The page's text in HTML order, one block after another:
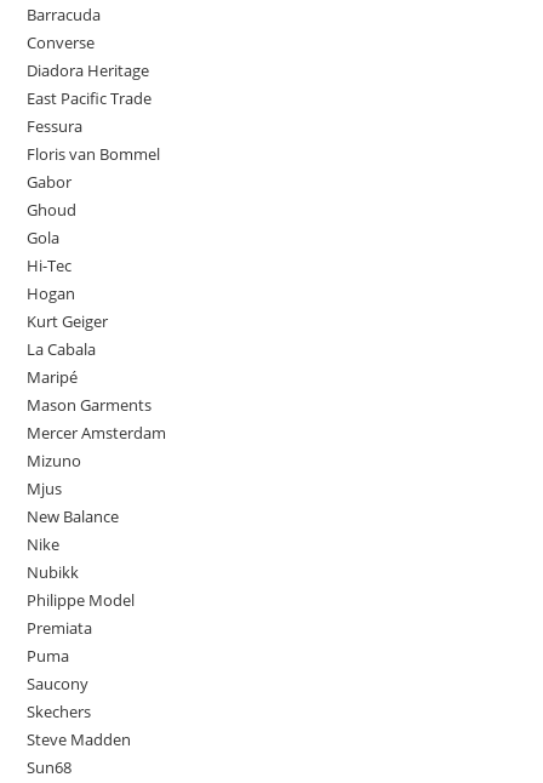
Barracuda
Converse
Diadora Heritage
East Pacific Trade
Fessura
Floris van Bommel
Gabor
Ghoud
Gola
Hi-Tec
Hogan
Kurt Geiger
La Cabala
Maripé
Mason Garments
Mercer Amsterdam
Mizuno
Mjus
New Balance
Nike
Nubikk
Philippe Model
Premiata
Puma
Saucony
Skechers
Steve Madden
Sun68